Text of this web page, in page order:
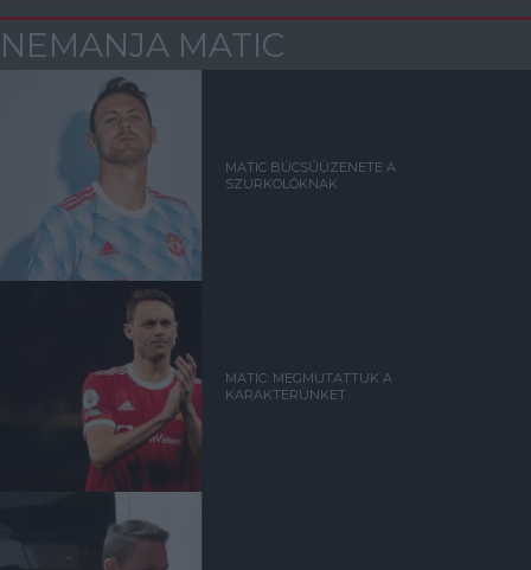
NEMANJA MATIC
MATIC BÚCSÚÜZENETE A
SZURKOLÓKNAK
MATIC: MEGMUTATTUK A
KARAKTERÜNKET